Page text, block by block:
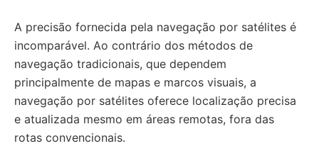
A precisão fornecida pela navegação por satélites é
incomparável. Ao contrário dos métodos de
navegação tradicionais, que dependem
principalmente de mapas e marcos visuais, a
navegação por satélites oferece localização precisa
e atualizada mesmo em áreas remotas, fora das
rotas convencionais.